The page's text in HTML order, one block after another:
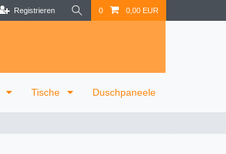
Registrieren 0 0,00 EUR
Tische Duschpaneele